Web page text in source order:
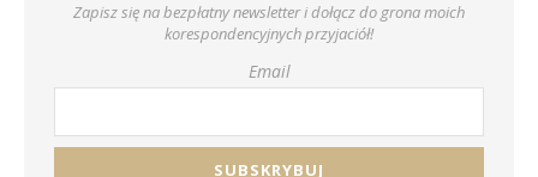
Zapisz się na bezpłatny newsletter i dołącz do grona moich
korespondencyjnych przyjaciół!
Email